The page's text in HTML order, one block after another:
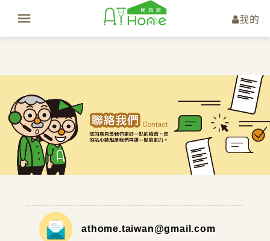
我的
athome.taiwan@gmail.com